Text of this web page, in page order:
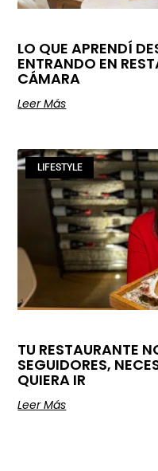
LO QUE APRENDÍ
ENTRANDO EN
CÁMARA
Leer Más
LIFESTYLE
TU RESTAURANTE
SEGUIDORES,
QUIERA IR
Leer Más